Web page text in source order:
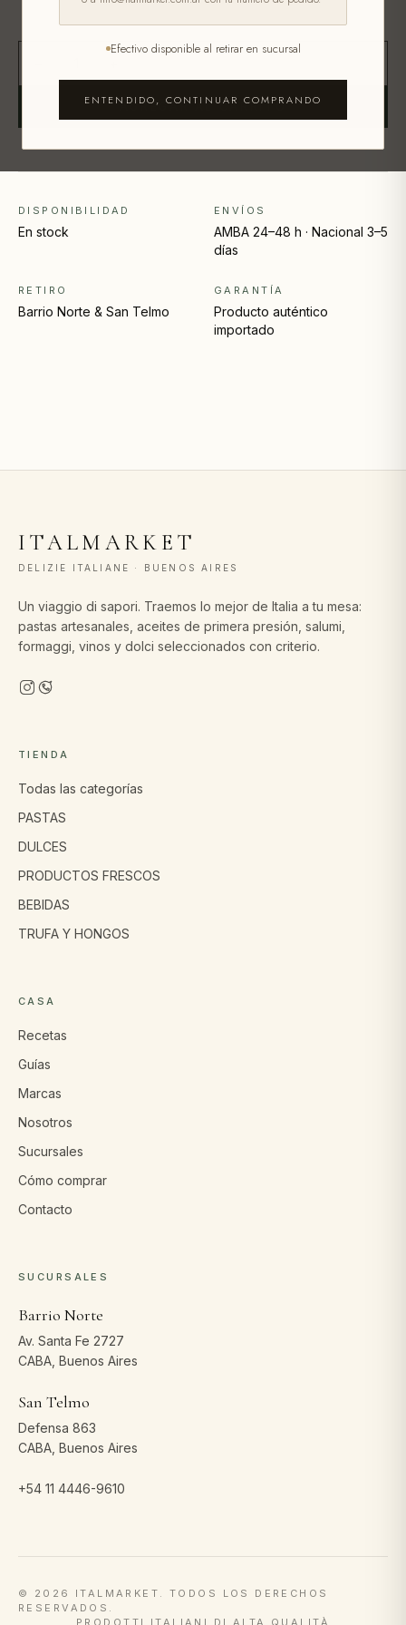
AGREGAR AL CARRITO
DISPONIBILIDAD
En stock
ENVÍOS
AMBA 24–48 h · Nacional 3–5
días
RETIRO
Barrio Norte & San Telmo
GARANTÍA
Producto auténtico
importado
ITALMARKET
DELIZIE ITALIANE · BUENOS AIRES
Un viaggio di sapori. Traemos lo mejor de Italia a tu mesa:
pastas artesanales, aceites de primera presión, salumi,
formaggi, vinos y dolci seleccionados con criterio.
TIENDA
Todas las categorías
PASTAS
DULCES
PRODUCTOS FRESCOS
BEBIDAS
TRUFA Y HONGOS
CASA
Recetas
Guías
Marcas
Nosotros
Sucursales
Cómo comprar
Contacto
SUCURSALES
Barrio Norte
Av. Santa Fe 2727
CABA, Buenos Aires
San Telmo
Defensa 863
CABA, Buenos Aires
+54 11 4446-9610
© 2026
ITALMARKET. TODOS LOS DERECHOS
RESERVADOS.
PRODOTTI ITALIANI DI ALTA QUALITÀ
Efectivo disponible al retirar en sucursal
ENTENDIDO, CONTINUAR COMPRANDO